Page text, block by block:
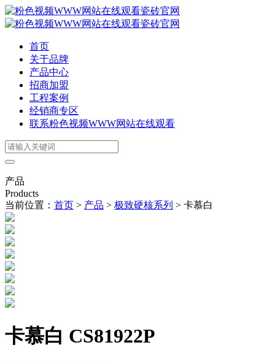
首页
关于品牌
产品中心
招商加盟
工程案例
经销商专区
联系粉色视频WWW网站在线观看
产品
Products
当前位置： 首页 > 产品 > 极致硬核系列 > 卡慕白
卡慕白 CS81922P